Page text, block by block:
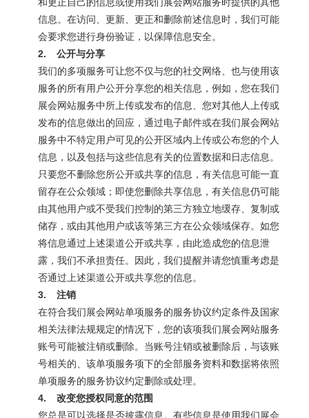
和更正自己的信息或使用我们展会网站服务时提供的其他
信息。在访问、更新、更正和删除前述信息时，我们可能
会要求您进行身份验证，以保障信息安全。
2.
公开与分享
我们的多项服务可让您不仅与您的社交网络、也与使用该
服务的所有用户公开分享您的相关信息，例如，您在我们
展会网站服务中所上传或发布的信息、您对其他人上传或
发布的信息做出的回应，通过电子邮件或在我们展会网站
服务中不特定用户可见的公开区域内上传或公布您的个人
信息，以及包括与这些信息有关的位置数据和日志信息。
只要您不删除您所公开或共享的信息，有关信息可能一直
留存在公众领域；即使您删除共享信息，有关信息仍可能
由其他用户或不受我们控制的第三方独立地缓存、复制或
储存，或由其他用户或该等第三方在公众领域保存。如您
将信息通过上述渠道公开或共享，由此造成您的信息泄
露，我们不承担责任。因此，我们提醒并请您慎重考虑是
否通过上述渠道公开或共享您的信息。
3.
注销
在符合我们展会网站单项服务的服务协议约定条件及国家
相关法律法规规定的情况下，您的该项我们展会网站服务
账号可能被注销或删除。当账号注销或被删除后，与该账
号相关的、该单项服务项下的全部服务资料和数据将依照
单项服务的服务协议约定删除或处理。
4.
改变您授权同意的范围
您总是可以选择是否披露信息。有些信息是使用我们展会